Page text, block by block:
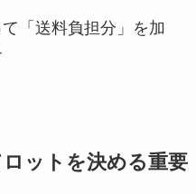
「送料負担分」を加
ットを決める重要